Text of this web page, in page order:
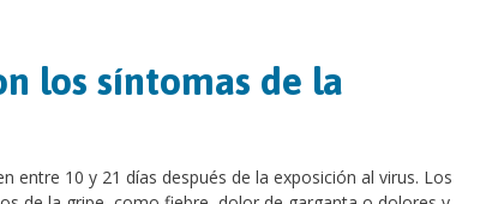
los síntomas de la
entre 10 y 21 días después de la exposición al virus. Los